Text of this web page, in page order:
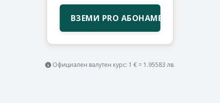
ВЗЕМИ PRO АБОНАМЕНТ
Официален валутен курс: 1 € = 1.95583 лв.